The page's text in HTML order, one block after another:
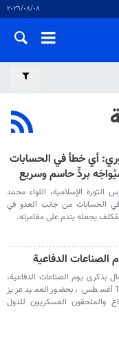
٠٨‏/٠٨‏/٢٠٢٦
أي خطأ في الحسابات
بردٍّ حاسم وسريع
الثورة الإسلامية، اللواء محمد
الحسابات من جانب العدو في
يجعله يندم على مغامرته.
الصناعات الدفاعية
بذكرى يوم الصناعات الدفاعية،
مساء يوم الثلاثاء 19 أغسطس ، بحضور العميد عزيز
والملحقون العسكريون للدول